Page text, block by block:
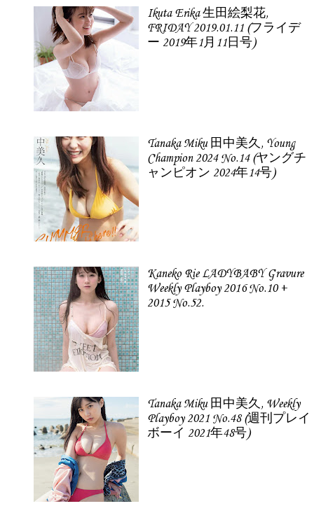
Ikuta Erika 生田絵梨花,
FRIDAY 2019.01.11 (フライデ
ー 2019年1月11日号)
Tanaka Miku 田中美久, Young
Champion 2024 No.14 (ヤングチ
ャンピオン 2024年14号)
Kaneko Rie LADYBABY Gravure
Weekly Playboy 2016 No.10 +
2015 No.52.
Tanaka Miku 田中美久, Weekly
Playboy 2021 No.48 (週刊プレイ
ボーイ 2021年48号)